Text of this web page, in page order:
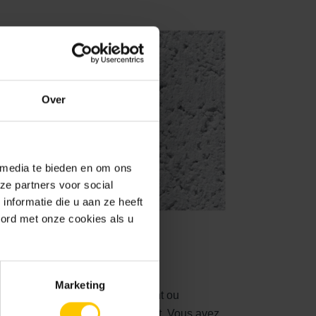
Over
te bieden en om ons
partners voor social
die u aan ze heeft
met onze cookies als u
Marketing
de
en recouvrant partiellement ou
des plaquettes de parement. Vous avez